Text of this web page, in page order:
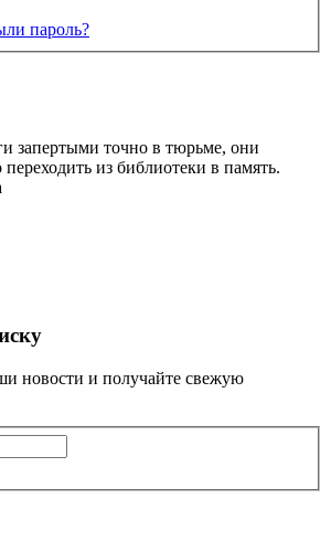
пароль?
запертыми точно в тюрьме, они
из библиотеки в память.
новости и получайте свежую